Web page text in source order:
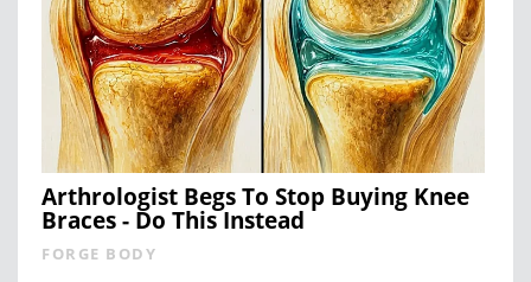
Arthrologist Begs To Stop Buying Knee
Braces - Do This Instead
FORGE BODY